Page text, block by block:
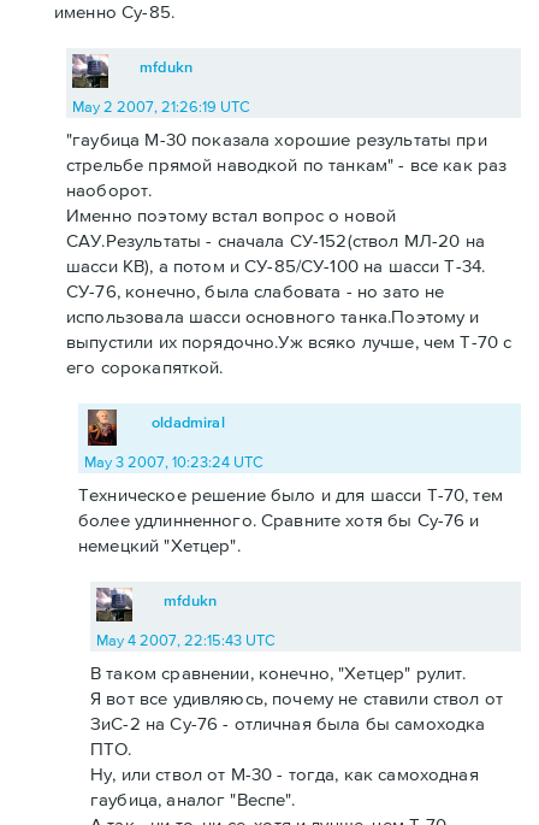
именно Су-85.
mfdukn
May 2 2007, 21:26:19 UTC
"гаубица М-30 показала хорошие результаты при
стрельбе прямой наводкой по танкам" - все как раз
наоборот.
Именно поэтому встал вопрос о новой
САУ.Результаты - сначала СУ-152(ствол МЛ-20 на
шасси КВ), а потом и СУ-85/СУ-100 на шасси Т-34.
СУ-76, конечно, была слабовата - но зато не
использовала шасси основного танка.Поэтому и
выпустили их порядочно.Уж всяко лучше, чем Т-70 с
его сорокапяткой.
oldadmiral
May 3 2007, 10:23:24 UTC
Техническое решение было и для шасси Т-70, тем
более удлинненного. Сравните хотя бы Су-76 и
немецкий "Хетцер".
mfdukn
May 4 2007, 22:15:43 UTC
В таком сравнении, конечно, "Хетцер" рулит.
Я вот все удивляюсь, почему не ставили ствол от
ЗиС-2 на Су-76 - отличная была бы самоходка
ПТО.
Ну, или ствол от М-30 - тогда, как самоходная
гаубица, аналог "Веспе".